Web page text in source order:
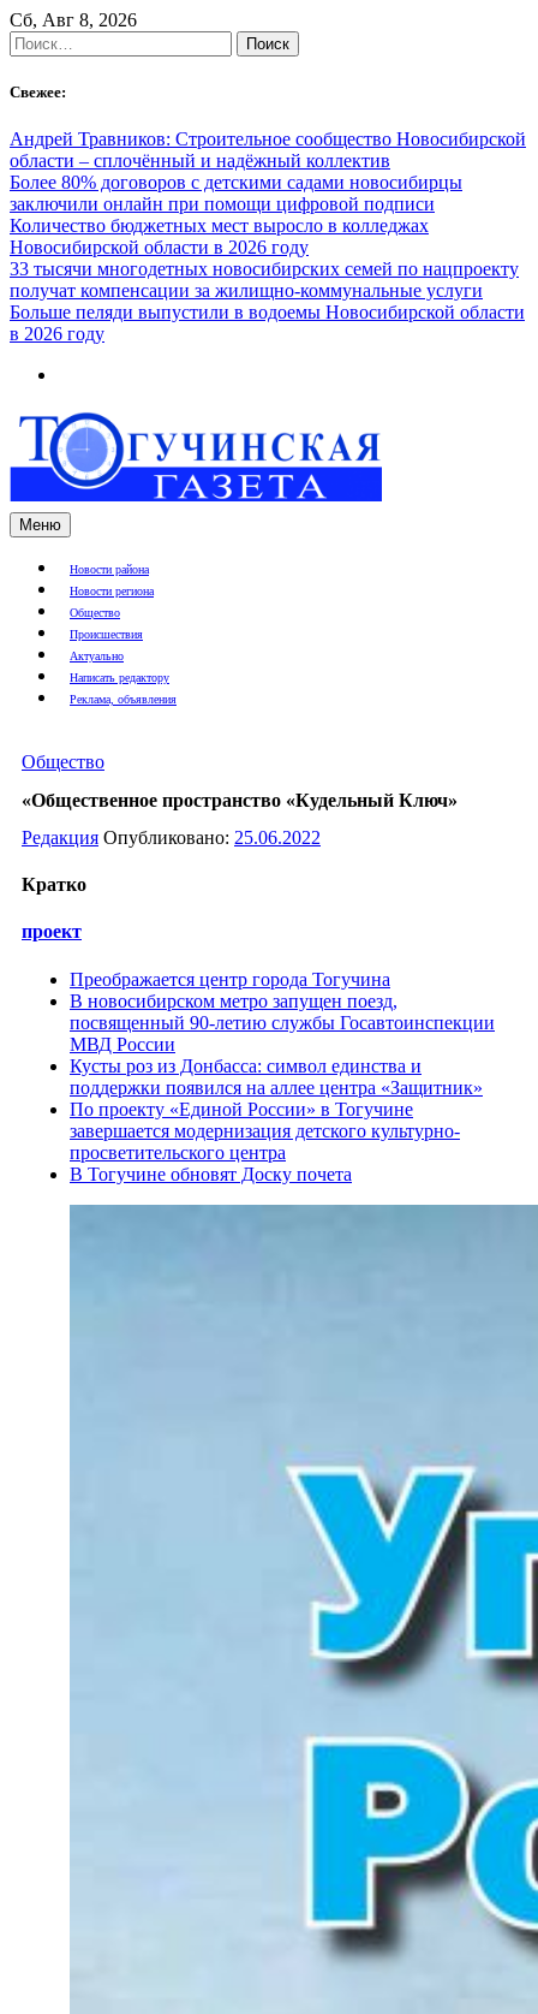
Skip
to
content
Сб, Авг 8, 2026
Найти:
Свежее:
Андрей Травников: Строительное сообщество Новосибирской
области – сплочённый и надёжный коллектив
Более 80% договоров с детскими садами новосибирцы
заключили онлайн при помощи цифровой подписи
Количество бюджетных мест выросло в колледжах
Новосибирской области в 2026 году
33 тысячи многодетных новосибирских семей по нацпроекту
получат компенсации за жилищно-коммунальные услуги
Больше пеляди выпустили в водоемы Новосибирской области
в 2026 году
Меню
Новости района
Новости региона
Общество
Происшествия
Актуально
Написать редактору
Реклама, объявления
Общество
«Общественное пространство «Кудельный Ключ»
Редакция Опубликовано: 25.06.2022
Кратко
проект
Преображается центр города Тогучина
В новосибирском метро запущен поезд,
посвященный 90-летию службы Госавтоинспекции
МВД России
Кусты роз из Донбасса: символ единства и
поддержки появился на аллее центра «Защитник»
По проекту «Единой России» в Тогучине
завершается модернизация детского культурно-
просветительского центра
В Тогучине обновят Доску почета